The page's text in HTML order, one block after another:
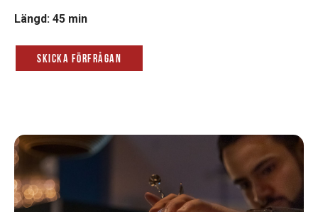
Längd: 45 min
Skicka förfrågan